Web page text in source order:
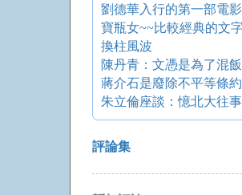
寶瓶女~~比較經典的文
換柱風波
陳丹青：文憑是為了混
蔣介石是廢除不平等條
朱立倫座談：憶北大往
評論集